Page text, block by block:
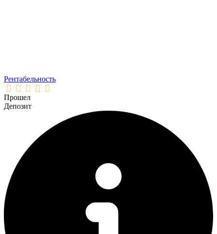
Рентабельность
Прошел
Депозит